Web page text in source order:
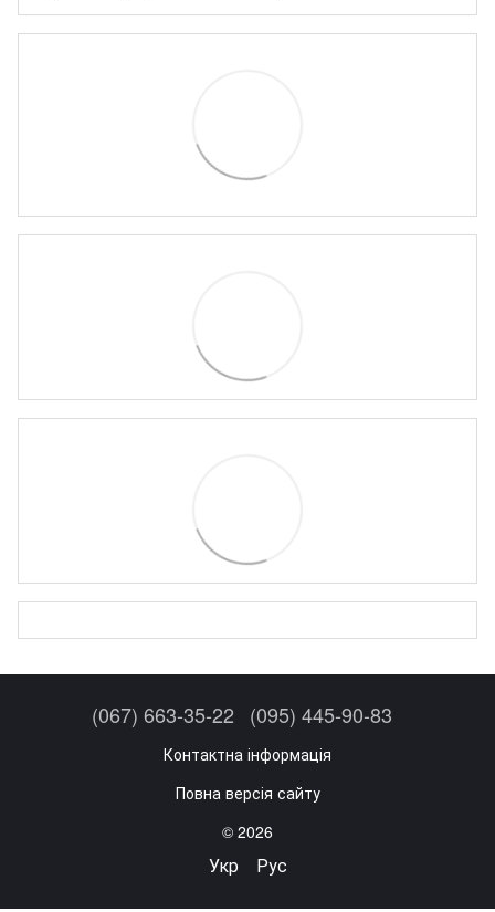
(067) 663-35-22 (095) 445-90-83
Контактна інформація
Повна версія сайту
© 2026
Укр Рус